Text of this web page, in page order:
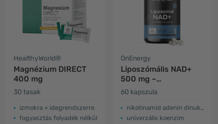
HealthyWorld®
Magnézium DIRECT
400 mg
30 tasak
izmokra + idegrendszerre
fogyasztás folyadék nélkül
OnEnergy
Liposzómális NAD+
500 mg –
trimetilglicinnel
60 kapszula
nikotinamid adenin dinukleotid
univerzális koenzim